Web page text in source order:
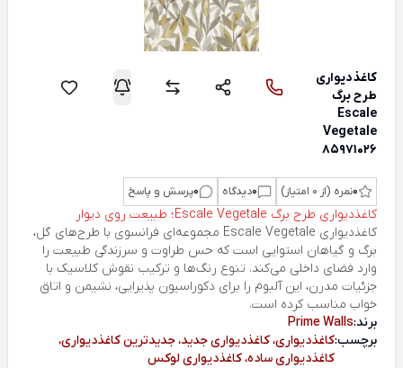
کاغذ‌دیواری
طرح برگ
Escale
Vegetale
85971026
0نمره (از 0 امتیاز) 0دیدگاه 0پرسش و پاسخ
کاغذدیواری طرح برگ Escale Vegetale؛ طبیعت روی دیوار
کاغذدیواری Escale Vegetale مجموعه‌ای فرانسوی با طرح‌های گل،
برگ و گیاهان استوایی است که حس طراوت و سرزندگی طبیعت را
وارد فضای داخلی می‌کند. تنوع رنگ‌ها و ترکیب نقوش کلاسیک با
جزئیات مدرن، این آلبوم را برای دکوراسیون پذیرایی، نشیمن و اتاق
خواب مناسب کرده است.
برند:Prime Walls
برچسب:کاغذدیواری، کاغذدیواری جدید، جدیدترین کاغذدیواری،
کاغذدیواری ساده، کاغذدیواری لوکس